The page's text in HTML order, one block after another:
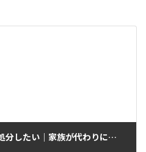
長期入院・施設入所で車を処分したい｜家族が代わりに進める際の現実的な手順